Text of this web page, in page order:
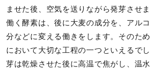
ませた後、空気を送りながら発芽させ
働く酵素は、後に大麦の成分を、アル
分などに変える働きをします。そのた
において大切な工程の一つといえるで
芽は乾燥させた後に高温で焦がし、温